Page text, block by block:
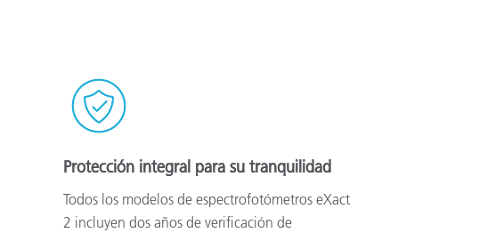
Protección integral para su tranquilidad
Todos los modelos de espectrofotómetros eXact
2 incluyen dos años de verificación de